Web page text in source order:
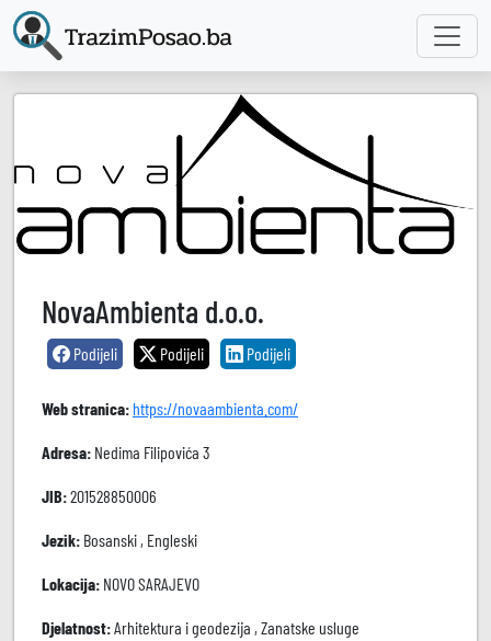
NovaAmbienta d.o.o.
Podijeli Podijeli Podijeli
Web stranica: https://novaambienta.com/
Adresa: Nedima Filipovića 3
JIB:201528850006
Jezik: Bosanski , Engleski
Lokacija: NOVO SARAJEVO
Djelatnost:Arhitektura i geodezija , Zanatske usluge